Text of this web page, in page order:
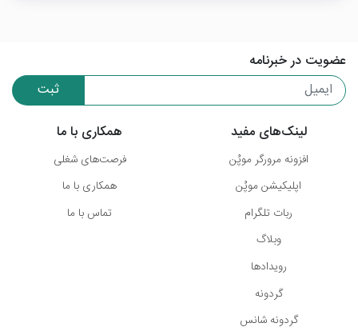
عضویت در خبرنامه
ثبت
لینک‌های مفید
افزونه مرورگر موپُن
اپلیکیشن موپُن
ربات تلگرام
وبلاگ
رویدادها
گردونه
گردونه شانس
همکاری با ما
فرصت‌های شغلی
همکاری با ما
تماس با ما